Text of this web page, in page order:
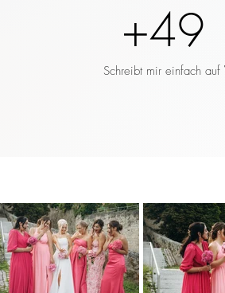
+49
Schreibt mir einfach auf